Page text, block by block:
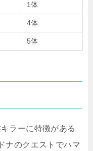
1体
4体
5体
ラーに特徴がある
ナのクエストでハマ